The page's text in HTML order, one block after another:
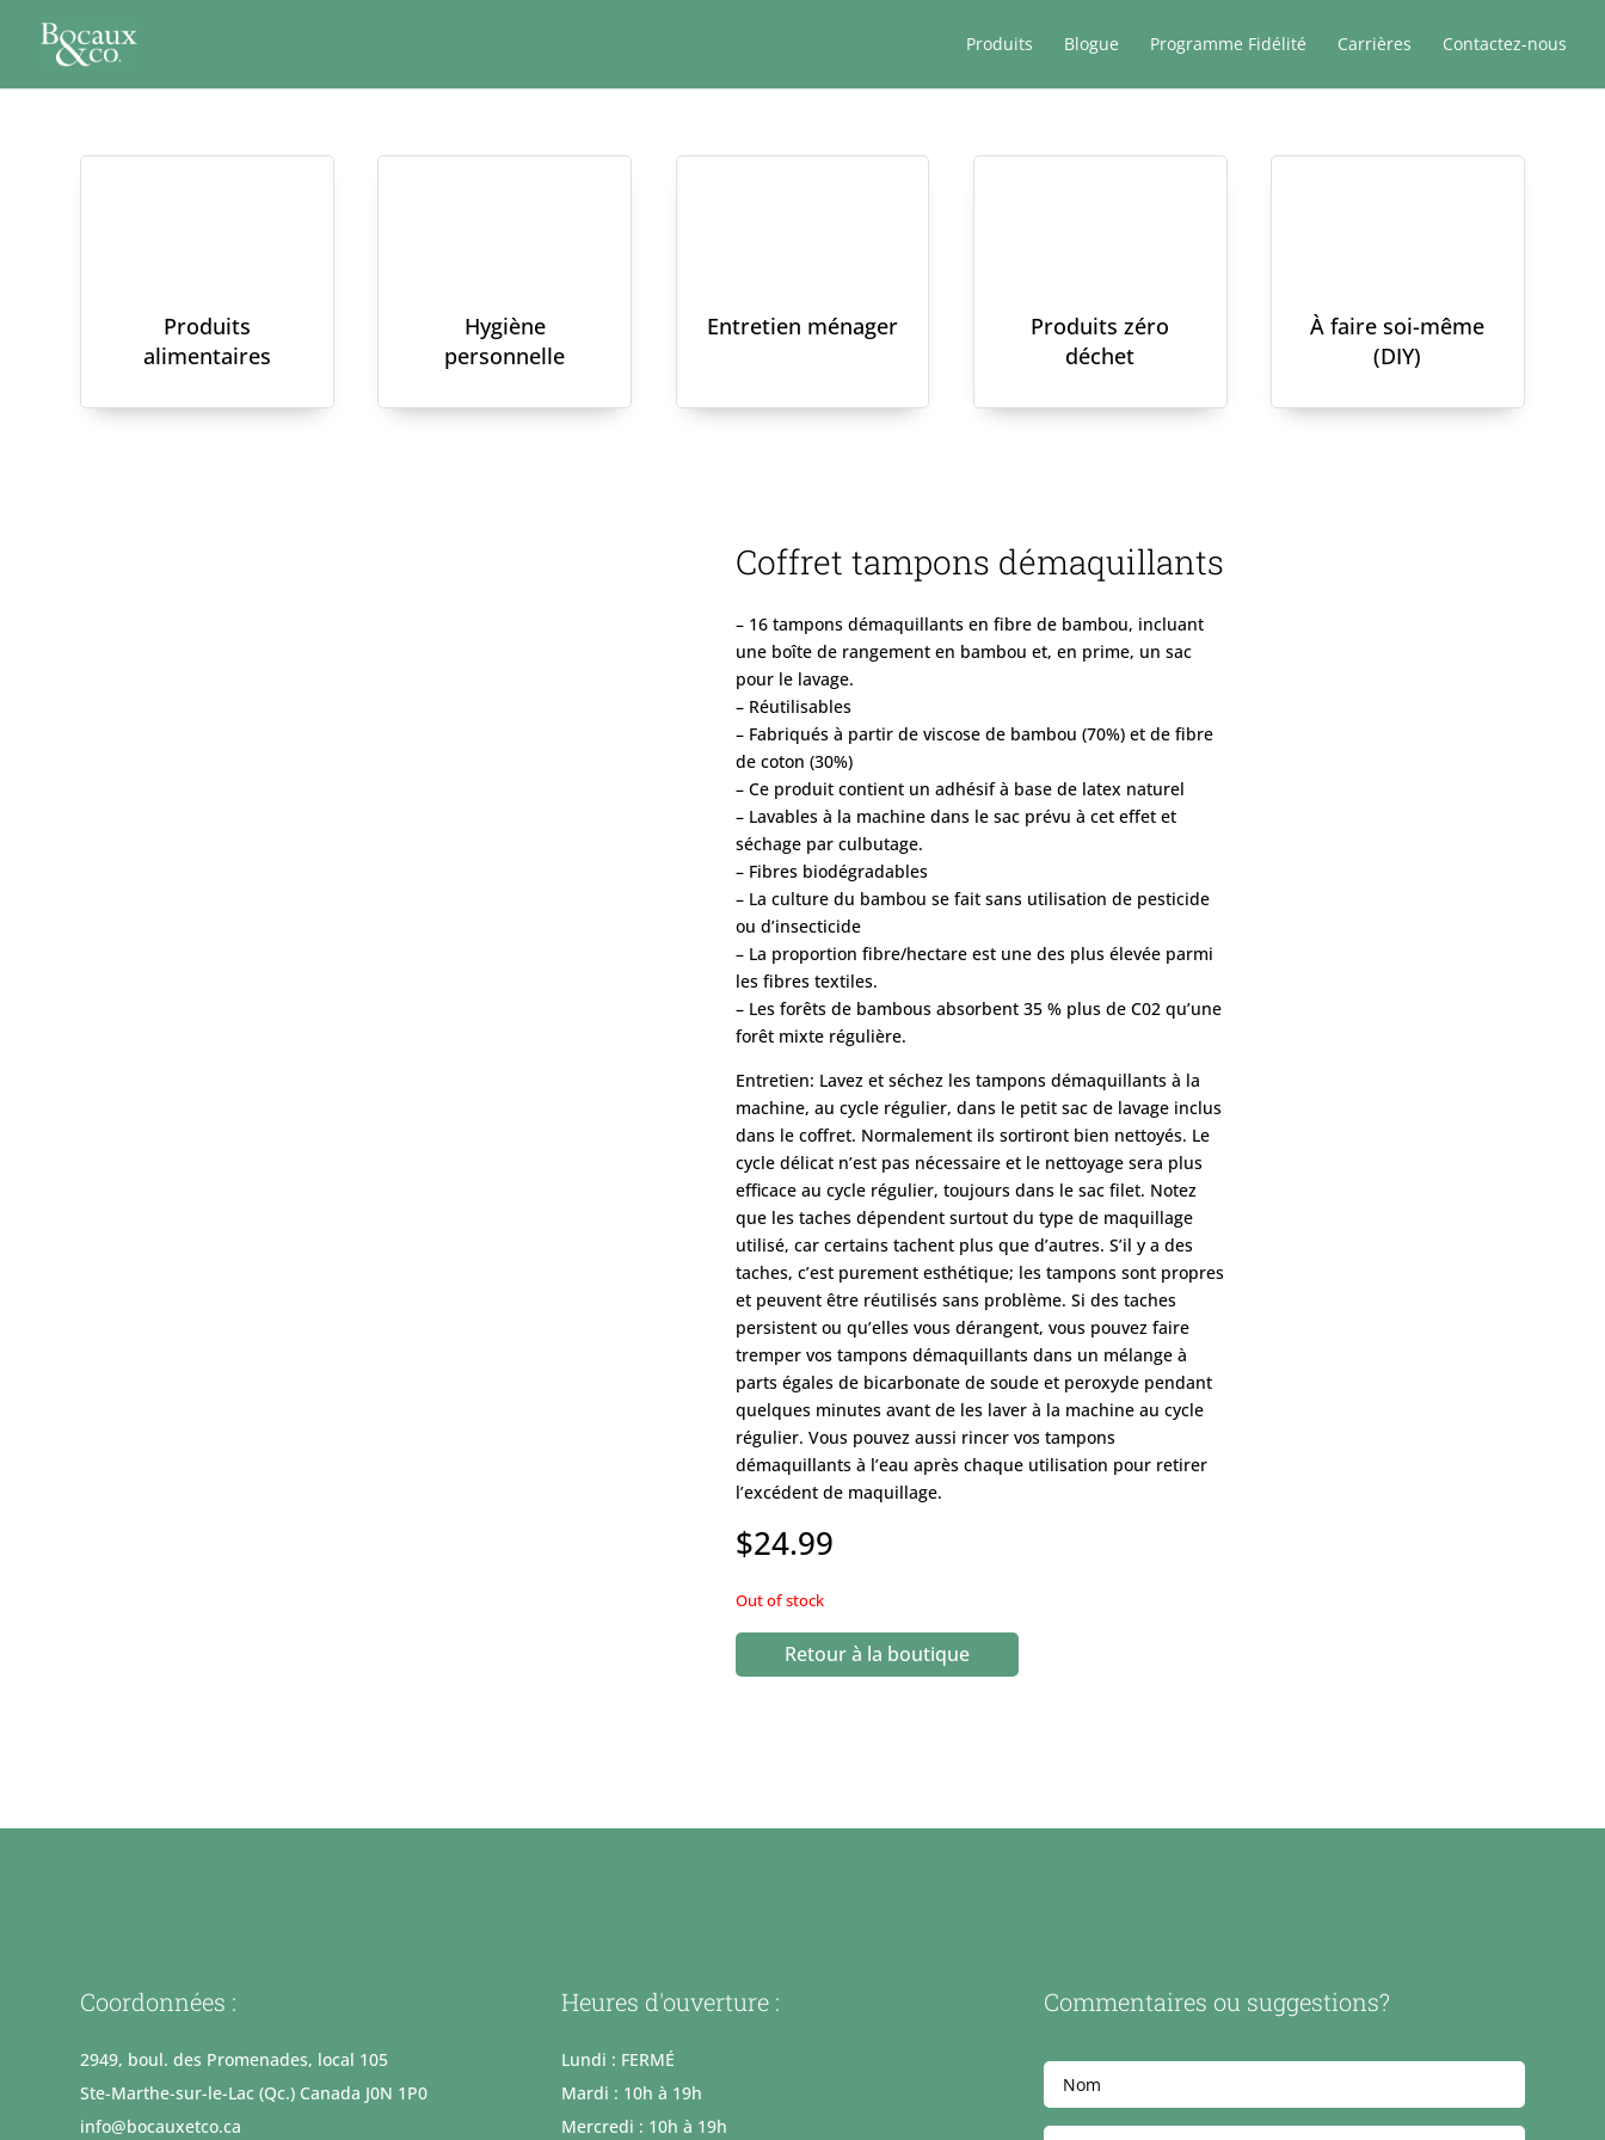
Produits Blogue Programme Fidélité Carrières Contactez-nous
Produits
alimentaires
Hygiène
personnelle
Entretien ménager
Produits zéro
déchet
À faire soi-même
(DIY)
Coffret tampons démaquillants
– 16 tampons démaquillants en fibre de bambou, incluant
une boîte de rangement en bambou et, en prime, un sac
pour le lavage.
– Réutilisables
– Fabriqués à partir de viscose de bambou (70%) et de fibre
de coton (30%)
– Ce produit contient un adhésif à base de latex naturel
– Lavables à la machine dans le sac prévu à cet effet et
séchage par culbutage.
– Fibres biodégradables
– La culture du bambou se fait sans utilisation de pesticide
ou d’insecticide
– La proportion fibre/hectare est une des plus élevée parmi
les fibres textiles.
– Les forêts de bambous absorbent 35 % plus de C02 qu’une
forêt mixte régulière.
Entretien: Lavez et séchez les tampons démaquillants à la
machine, au cycle régulier, dans le petit sac de lavage inclus
dans le coffret. Normalement ils sortiront bien nettoyés. Le
cycle délicat n’est pas nécessaire et le nettoyage sera plus
efficace au cycle régulier, toujours dans le sac filet. Notez
que les taches dépendent surtout du type de maquillage
utilisé, car certains tachent plus que d’autres. S’il y a des
taches, c’est purement esthétique; les tampons sont propres
et peuvent être réutilisés sans problème. Si des taches
persistent ou qu’elles vous dérangent, vous pouvez faire
tremper vos tampons démaquillants dans un mélange à
parts égales de bicarbonate de soude et peroxyde pendant
quelques minutes avant de les laver à la machine au cycle
régulier. Vous pouvez aussi rincer vos tampons
démaquillants à l’eau après chaque utilisation pour retirer
l’excédent de maquillage.
$24.99
Out of stock
Retour à la boutique
Coordonnées :
2949, boul. des Promenades, local 105
Ste-Marthe-sur-le-Lac (Qc.) Canada J0N 1P0
info@bocauxetco.ca
Heures d'ouverture :
Lundi : FERMÉ
Mardi : 10h à 19h
Mercredi : 10h à 19h
Commentaires ou suggestions?